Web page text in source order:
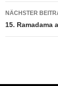
NÄCHSTER
15. Ramadama